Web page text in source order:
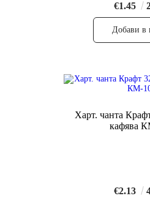
€1.45
Харт. чанта Крафт 320/160/380мм
кафява
€2.13